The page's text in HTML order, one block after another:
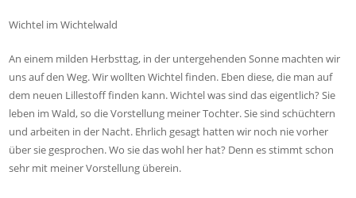
Wichtel im Wichtelwald
An einem milden Herbsttag, in der untergehenden Sonne machten wir
uns auf den Weg. Wir wollten Wichtel finden. Eben diese, die man auf
dem neuen Lillestoff finden kann. Wichtel was sind das eigentlich? Sie
leben im Wald, so die Vorstellung meiner Tochter. Sie sind schüchtern
und arbeiten in der Nacht. Ehrlich gesagt hatten wir noch nie vorher
über sie gesprochen. Wo sie das wohl her hat? Denn es stimmt schon
sehr mit meiner Vorstellung überein.